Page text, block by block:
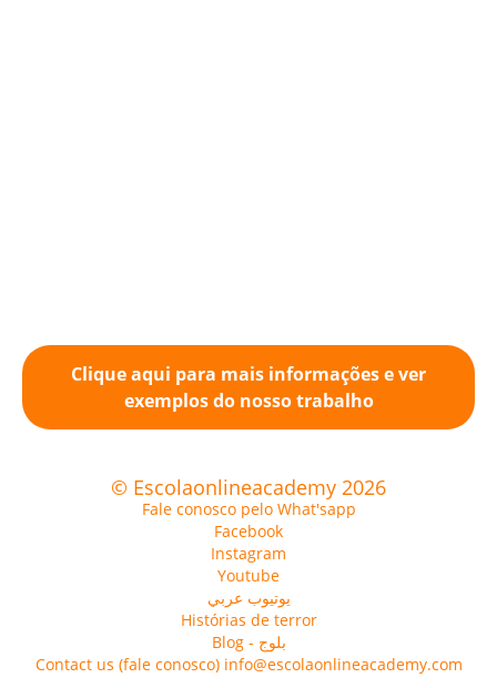
Clique aqui para mais informações e ver
exemplos do nosso trabalho
© Escolaonlineacademy 2026
Fale conosco pelo What'sapp
Facebook
Instagram
Youtube
يوتيوب عربي
Histórias de terror
Blog - بلوج
Contact us (fale conosco) info@escolaonlineacademy.com